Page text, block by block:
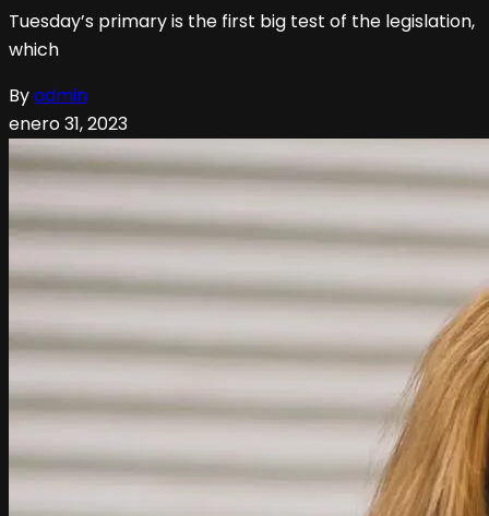
Tuesday’s primary is the first big test of the legislation,
which
Byadmin
enero 31, 2023